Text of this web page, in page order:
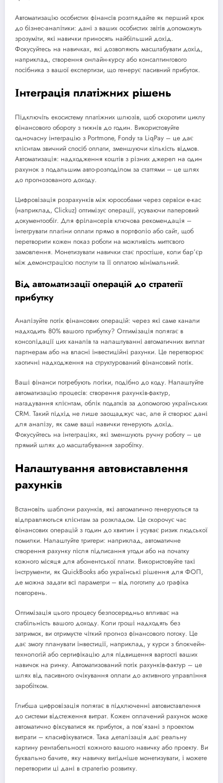
Автоматизацію особистих фінансів розглядайте як перший крок
до бізнес-аналітики: дані з ваших особистих звітів допоможуть
зрозуміти, які навички приносять найбільший дохід.
Фокусуйтесь на навичках, які дозволяють масштабувати дохід,
наприклад, створення онлайн-курсу або консалтингового
посібника з вашої експертизи, що генерує пасивний прибуток.
Інтеграція платіжних рішень
Підключіть екосистему платіжних шлюзів, щоб скоротити циклу
фінансового обороту з тижнів до годин. Використовуйте
одночасну інтеграцію з Portmone, Fondy та LiqPay – це дає
клієнтам звичний спосіб оплати, зменшуючи кількість відмов.
Автоматизація: надходження коштів з різних джерел на один
рахунок з подальшим авто-розподілом за статтями – це шлях
до прогнозованого доходу.
Цифровізація розрахунків між юрособами через сервіси е-кас
(наприклад, Clickuz) оптимізує операції, усуваючи паперовий
документообіг. Для фрілансерів ключова рекомендація –
інтегрувати плагіни оплати прямо в портфоліо або сайт, щоб
перетворити кожен показ роботи на можливість миттєвого
замовлення. Монетизувати навички стає простіше, коли бар’єр
між демонстрацією послуги та її оплатою мінімальний.
Від автоматизації операцій до стратегії
прибутку
Аналізуйте потік фінансових операцій: через які саме канали
надходить 80% вашого прибутку? Оптимізація полягає в
консолідації цих каналів та налаштуванні автоматичних виплат
партнерам або на власні інвестиційні рахунки. Це перетворює
хаотичні надходження на структурований фінансовий потік.
Ваші фінанси потребують логіки, подібно до коду. Налаштуйте
автоматизацію процесів: створення рахунків-фактур,
нагадування клієнтам, облік податків за допомогою українських
CRM. Такий підхід не лише заощаджує час, але й створює дані
для аналізу, як саме ваші навички генерують дохід.
Фокусуйтесь на інтеграціях, які зменшують ручну роботу – це
прямий шлях до масштабування заробітку.
Налаштування автовиставлення
рахунків
Встановіть шаблони рахунків, які автоматично генеруються та
відправляються клієнтам за розкладом. Це скорочує час
фінансових операцій з годин до хвилин і усуває ризик людської
помилки. Налаштуйте тригери: наприклад, автоматичне
створення рахунку після підписання угоди або на початку
кожного місяця для абонентської плати. Використовуйте такі
інструменти, як QuickBooks або українські рішення для ФОП,
де можна задати всі параметри – від логотипу до графіка
повторень.
Оптимізація цього процесу безпосередньо впливає на
стабільність вашого доходу. Коли гроші надходять без
затримок, ви отримуєте чіткий прогноз фінансового потоку. Це
дає змогу планувати інвестиції, наприклад, у курси з блокчейн-
технологій або сертифікацію для підвищення вартості ваших
навичок на ринку. Автоматизований потік рахунків-фактур – це
шлях від пасивного очікування оплати до активного управління
заробітком.
Глибша цифровізація полягає в підключенні автовиставлення
до системи відстеження витрат. Кожен оплачений рахунок може
автоматично фіксуватися як прибуток, а пов’язані з проектом
витрати – класифікуватися. Така деталізація дає реальну
картину рентабельності кожного вашого навичку або проекту. Ви
буквально бачите, яку навичку вигідніше монетизувати, і можете
перетворити ці дані в стратегію розвитку.